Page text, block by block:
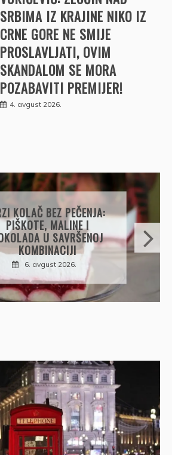
SRBIMA IZ KRAJINE NIKO IZ
CRNE GORE NE SMIJE
PROSLAVLJATI, OVIM
SKANDALOM SE MORA
POZABAVITI PREMIJER!
4. avgust 2026.
PAPRIKE SA
PIRINČEM NA
SOČAN I
RUČAK IZ JEDNE